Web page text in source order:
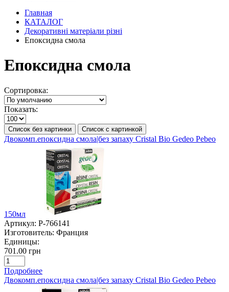
Главная
КАТАЛОГ
Декоративні матеріали різні
Епоксидна смола
Епоксидна смола
Сортировка:
Показать:
Список без картинки Список с картинкой
Двокомп.епоксидна смола|без запаху Cristal Bio Gedeo Pebeo
150мл
Артикул: P-766141
Изготовитель: Франция
Единицы:
701.00 грн
Подробнее
Двокомп.епоксидна смола|без запаху Cristal Bio Gedeo Pebeo